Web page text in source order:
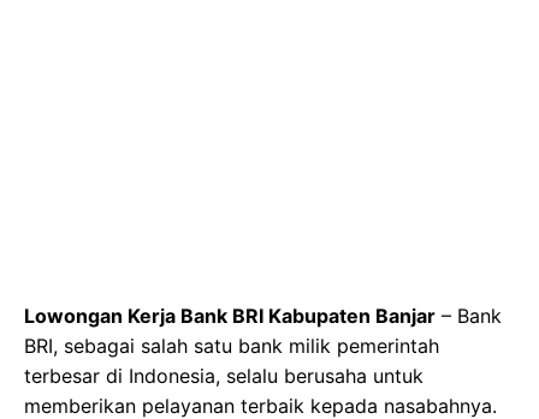
Lowongan Kerja Bank BRI Kabupaten Banjar – Bank
BRI, sebagai salah satu bank milik pemerintah
terbesar di Indonesia, selalu berusaha untuk
memberikan pelayanan terbaik kepada nasabahnya.